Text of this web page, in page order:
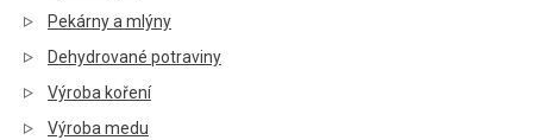
Pekárny a mlýny
Dehydrované potraviny
Výroba koření
Výroba medu